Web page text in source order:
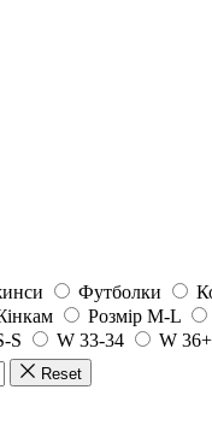
Футболки
Розмір M-L
S W 33-34 W 36+
Reset